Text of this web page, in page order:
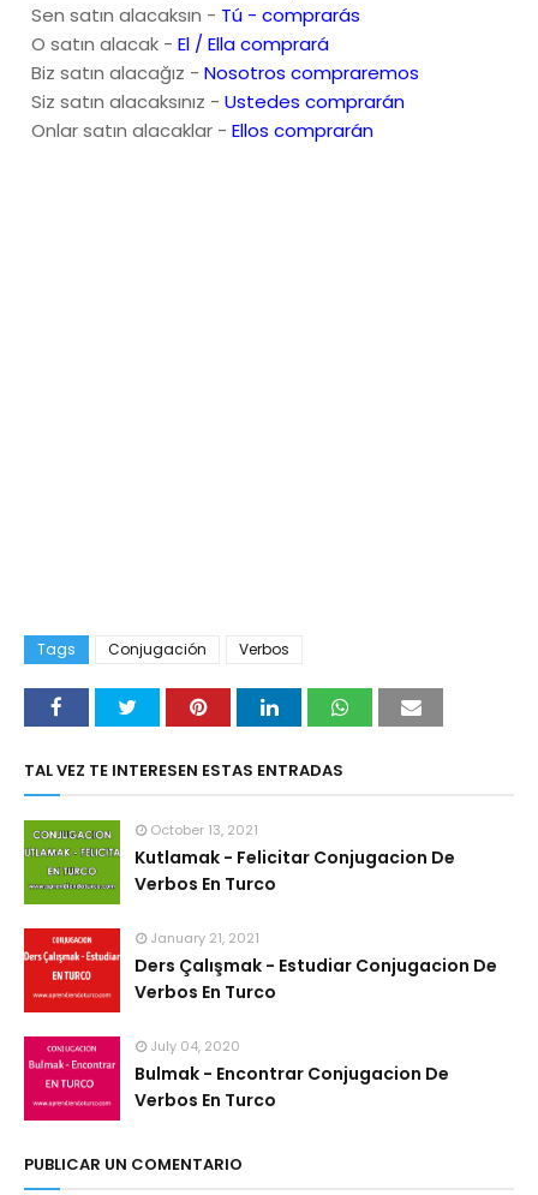
Sen satın alacaksın - Tú - comprarás
O satın alacak - El / Ella comprará
Biz satın alacağız - Nosotros compraremos
Siz satın alacaksınız - Ustedes comprarán
Onlar satın alacaklar - Ellos comprarán
Tags Conjugación Verbos
TAL VEZ TE INTERESEN ESTAS ENTRADAS
October 13, 2021
Kutlamak - Felicitar Conjugacion De
Verbos En Turco
January 21, 2021
Ders Çalışmak - Estudiar Conjugacion De
Verbos En Turco
July 04, 2020
Bulmak - Encontrar Conjugacion De
Verbos En Turco
PUBLICAR UN COMENTARIO